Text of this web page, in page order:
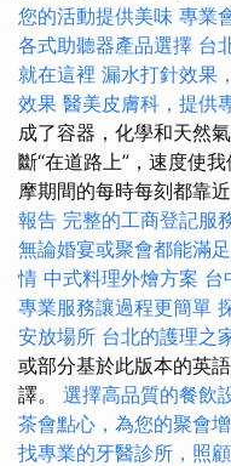
您的活動提供美味 專業
各式助聽器產品選擇 台
就在這裡 漏水打針效果
效果 醫美皮膚科，提供
成了容器，化學和天然
斷“在道路上”，速度使
摩期間的每時每刻都靠
報告 完整的工商登記服
無論婚宴或聚會都能滿
情 中式料理外燴方案 台
專業服務讓過程更簡單
安放場所 台北的護理之
或部分基於此版本的英
譯。 選擇高品質的餐飲
茶會點心，為您的聚會
找專業的牙醫診所，照